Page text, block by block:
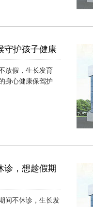
守护孩子健康
放假，生长发育
身心健康保驾护
诊，想趁假期
间不休诊，生长发